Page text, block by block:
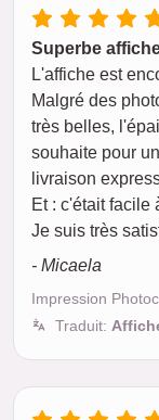
Superbe
L'affiche est
Malgré des
très belles,
souhaite pour
livraison
Et : c'était facile
Je suis très
- Micaela
Impression
Traduit: